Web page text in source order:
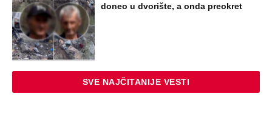
doneo u dvorište, a onda preokret
SVE NAJČITANIJE VESTI